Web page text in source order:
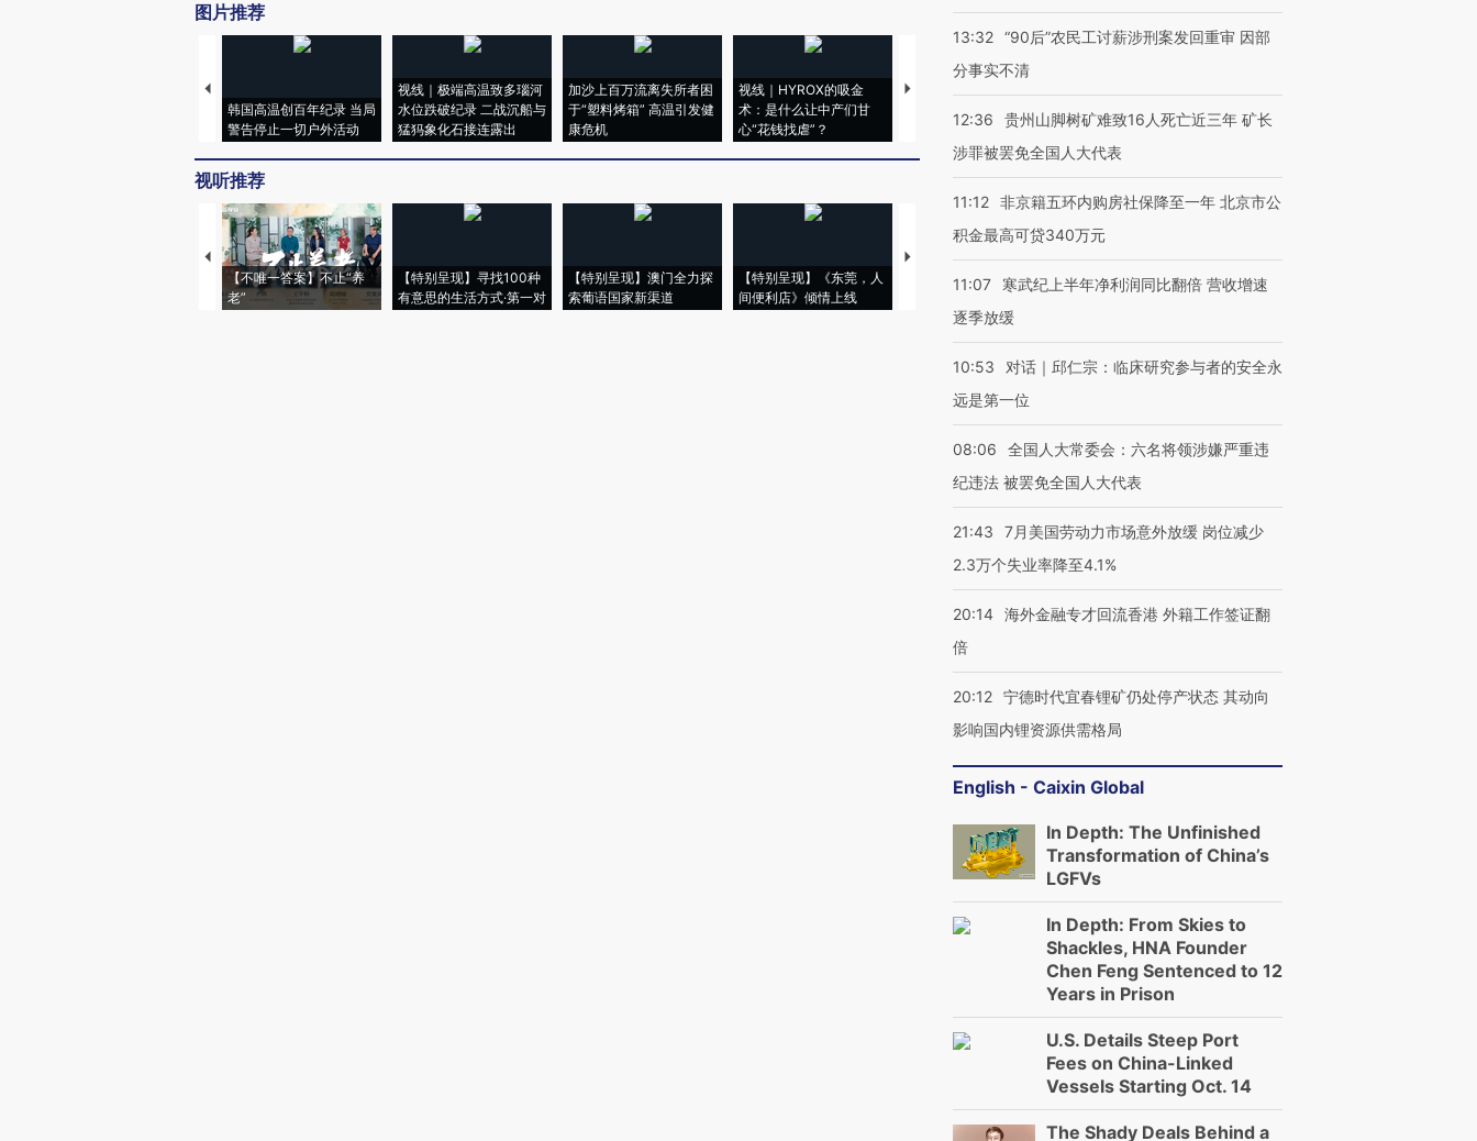
图片推荐
韩国高温创百年纪录 当局
警告停止一切户外活动
视线｜极端高温致多瑙河
水位跌破纪录 二战沉船与
猛犸象化石接连露出
加沙上百万流离失所者困
于“塑料烤箱” 高温引发健
康危机
视线｜HYROX的吸金
术：是什么让中产们甘
心“花钱找虐”？
马航飞行员跨国走私7万
粒摇头丸 尿检体内含3种
度Z世代 用街头抗争将教
育部长拱下台
机”？难民潮撕裂西班牙
飞地休达
视听推荐
【不唯一答案】不止“养
老”
【特别呈现】寻找100种
有意思的生活方式·第一对
【特别呈现】澳门全力探
索葡语国家新渠道
【特别呈现】《东莞，人
间便利店》倾情上线
【推广】走进第四届链博
会，让数智科技“链”接产
【特别呈现】寻找100种
有意思的生活方式·第三对
【商旅对话】华住集团
CFO：不靠规模取胜，华
住三大增长引擎是什么？
13:32 “90后”农民工讨薪涉刑案发回重审 因部
分事实不清
12:36
贵州山脚树矿难致16人死亡近三年 矿长
涉罪被罢免全国人大代表
11:12 非京籍五环内购房社保降至一年 北京市公
积金最高可贷340万元
11:07
寒武纪上半年净利润同比翻倍 营收增速
逐季放缓
10:53
对话｜邱仁宗：临床研究参与者的安全永
远是第一位
08:06
全国人大常委会：六名将领涉嫌严重违
纪违法 被罢免全国人大代表
21:43
7月美国劳动力市场意外放缓 岗位减少
2.3万个失业率降至4.1%
20:14 海外金融专才回流香港 外籍工作签证翻
倍
20:12 宁德时代宜春锂矿仍处停产状态 其动向
影响国内锂资源供需格局
English - Caixin Global
In Depth: The Unfinished
Transformation of China’s
LGFVs
In Depth: From Skies to
Shackles, HNA Founder
Chen Feng Sentenced to 12
Years in Prison
U.S. Details Steep Port
Fees on China-Linked
Vessels Starting Oct. 14
The Shady Deals Behind a